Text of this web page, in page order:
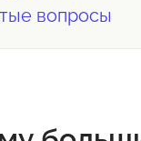
вопросы